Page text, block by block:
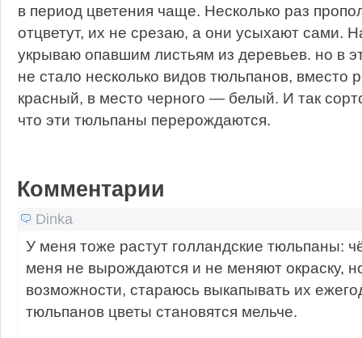
в период цветения чаще. Несколько раз
отцветут, их не срезаю, а они усыхают сами.
укрываю опавшим листьям из деревьев. но в
не стало несколько видов тюльпанов, вместо
красный, в место черного — белый. И так
что эти тюльпаны перерождаются.
Комментарии
Dinka
У меня тоже растут голландские тюльпаны:
меня не вырождаются и не меняют окраску,
возможности, стараюсь выкапывать их
тюльпанов цветы становятся мельче.